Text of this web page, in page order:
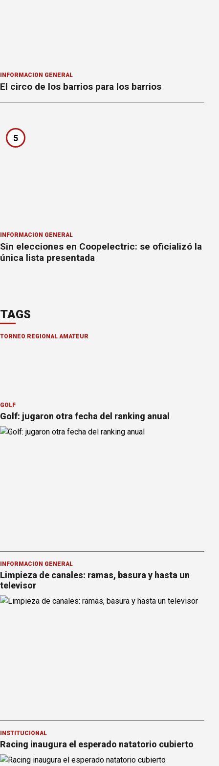
INFORMACION GENERAL
El circo de los barrios para los barrios
5
INFORMACION GENERAL
Sin elecciones en Coopelectric: se oficializó la
única lista presentada
TAGS
TORNEO REGIONAL AMATEUR
GOLF
Golf: jugaron otra fecha del ranking anual
INFORMACION GENERAL
Limpieza de canales: ramas, basura y hasta un
televisor
INSTITUCIONAL
Racing inaugura el esperado natatorio cubierto